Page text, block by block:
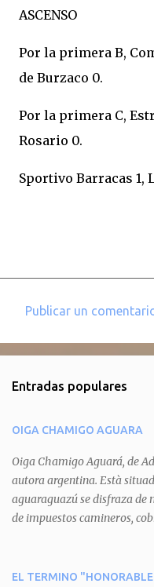
ASCENSO
Por la primera B,
de Burzaco 0.
Por la primera C,
Rosario 0.
Sportivo Barracas 1,
e
t
a
r
i
o
Publicar un
Entradas populares
OIGA CHAMIGO AGUARA
Oiga Chamigo Aguará, de
autora argentina. Està
aguaraguazú se disfraza
de impuestos camineros,
aguará le provoca. De igual
EL TERMINO